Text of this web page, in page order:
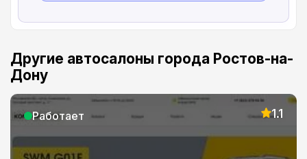
Другие автосалоны города Ростов-на-
Дону
Работает 1.1